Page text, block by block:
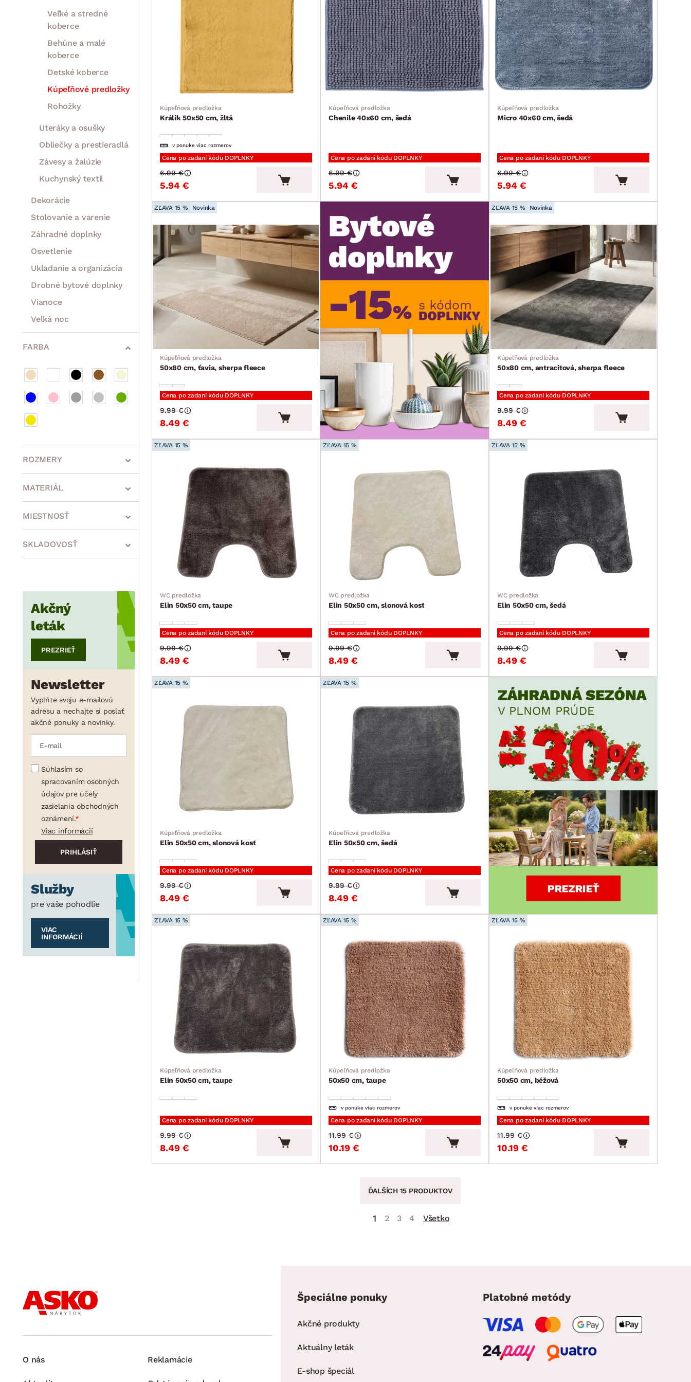
Veľké a stredné
koberce
Behúne a malé
koberce
Detské koberce
Kúpeľňové predložky
Rohožky
Uteráky a osušky
Obliečky a prestieradlá
Závesy a žalúzie
Kuchynský textil
Dekorácie
Stolovanie a varenie
Záhradné doplnky
Osvetlenie
Ukladanie a organizácia
Drobné bytové doplnky
Vianoce
Veľká noc
Sedacie súpravy a pohovky
Zostavy a steny
Drobný nábytok
Spotrebiče
FARBA
ROZMERY
min. cm
min. cm max. cm
min. cm
MATERIÁL
MIESTNOSŤ
SKLADOVOSŤ
Akčný
leták
PREZRIEŤ
Newsletter
Vyplňte svoju e-mailovú
adresu a nechajte si poslať
akčné ponuky a novinky.
Súhlasím so
spracovaním osobných
údajov pre účely
zasielania obchodných
oznámení.
Viac informácií
Služby
pre vaše pohodlie
VIAC
INFORMÁCIÍ
Kúpeľňová predložka
Králik 50x50 cm, žltá
v ponuke viac rozmerov
Cena po zadaní kódu DOPLNKY
5.94 €
6.99 €
Kúpeľňová predložka
Chenile 40x60 cm, šedá
Cena po zadaní kódu DOPLNKY
5.94 €
6.99 €
Kúpeľňová predložka
Micro 40x60 cm, šedá
Cena po zadaní kódu DOPLNKY
5.94 €
6.99 €
ZĽAVA 15 % Novinka
Kúpeľňová predložka
50x80 cm, ťavia, sherpa fleece
Cena po zadaní kódu DOPLNKY
8.49 €
9.99 €
ZĽAVA 15 % Novinka
Kúpeľňová predložka
50x80 cm, antracitová, sherpa fleece
Cena po zadaní kódu DOPLNKY
8.49 €
9.99 €
ZĽAVA 15 %
WC predložka
Elin 50x50 cm, taupe
Cena po zadaní kódu DOPLNKY
8.49 €
9.99 €
ZĽAVA 15 %
WC predložka
Elin 50x50 cm, slonová kosť
Cena po zadaní kódu DOPLNKY
8.49 €
9.99 €
ZĽAVA 15 %
WC predložka
Elin 50x50 cm, šedá
Cena po zadaní kódu DOPLNKY
8.49 €
9.99 €
ZĽAVA 15 %
Kúpeľňová predložka
Elin 50x50 cm, slonová kosť
Cena po zadaní kódu DOPLNKY
8.49 €
9.99 €
ZĽAVA 15 %
Kúpeľňová predložka
Elin 50x50 cm, šedá
Cena po zadaní kódu DOPLNKY
8.49 €
9.99 €
ZĽAVA 15 %
Kúpeľňová predložka
Elin 50x50 cm, taupe
Cena po zadaní kódu DOPLNKY
8.49 €
9.99 €
ZĽAVA 15 %
Kúpeľňová predložka
50x50 cm, taupe
v ponuke viac rozmerov
Cena po zadaní kódu DOPLNKY
10.19 €
11.99 €
ZĽAVA 15 %
Kúpeľňová predložka
50x50 cm, béžová
v ponuke viac rozmerov
Cena po zadaní kódu DOPLNKY
10.19 €
11.99 €
ĎALŠÍCH 15 PRODUKTOV
1 2 3 4 Všetko
O nás Reklamácie
Špeciálne ponuky
Akčné produkty
Aktuálny leták
E-shop špeciál
Platobné metódy